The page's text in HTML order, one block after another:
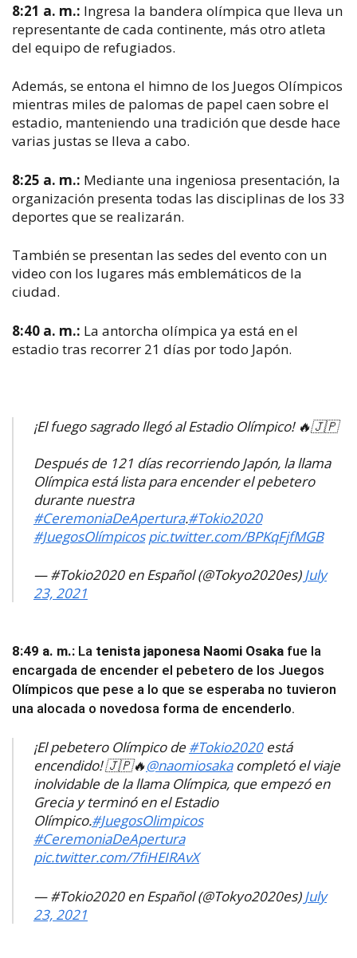
8:21 a. m.: Ingresa la bandera olímpica que lleva un
representante de cada continente, más otro atleta
del equipo de refugiados.
Además, se entona el himno de los Juegos Olímpicos
mientras miles de palomas de papel caen sobre el
estadio, manteniendo una tradición que desde hace
varias justas se lleva a cabo.
8:25 a. m.: Mediante una ingeniosa presentación, la
organización presenta todas las disciplinas de los 33
deportes que se realizarán.
También se presentan las sedes del evento con un
video con los lugares más emblemáticos de la
ciudad.
8:40 a. m.: La antorcha olímpica ya está en el
estadio tras recorrer 21 días por todo Japón.
¡El fuego sagrado llegó al Estadio Olímpico! 🔥🇯🇵
Después de 121 días recorriendo Japón, la llama
Olímpica está lista para encender el pebetero
durante nuestra
#CeremoniaDeApertura.#Tokio2020
#JuegosOlímpicos pic.twitter.com/BPKqFjfMGB
— #Tokio2020 en Español (@Tokyo2020es)July
23, 2021
8:49 a. m.: La tenista japonesa Naomi Osaka fue la
encargada de encender el pebetero de los Juegos
Olímpicos que pese a lo que se esperaba no tuvieron
una alocada o novedosa forma de encenderlo.
¡El pebetero Olímpico de #Tokio2020está
encendido! 🇯🇵🔥@naomiosakacompletó el viaje
inolvidable de la llama Olímpica, que empezó en
Grecia y terminó en el Estadio
Olímpico.#JuegosOlimpicos
#CeremoniaDeApertura
pic.twitter.com/7fiHEIRAvX
— #Tokio2020 en Español (@Tokyo2020es) July
23, 2021